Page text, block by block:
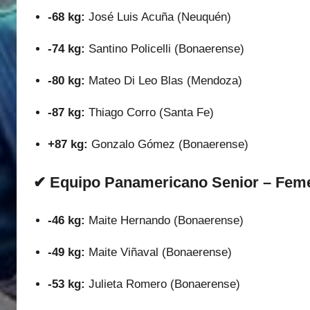
-68 kg: José Luis Acuña (Neuquén)
-74 kg: Santino Policelli (Bonaerense)
-80 kg: Mateo Di Leo Blas (Mendoza)
-87 kg: Thiago Corro (Santa Fe)
+87 kg: Gonzalo Gómez (Bonaerense)
✔ Equipo Panamericano Senior –
-46 kg: Maite Hernando (Bonaerense)
-49 kg: Maite Viñaval (Bonaerense)
-53 kg: Julieta Romero (Bonaerense)